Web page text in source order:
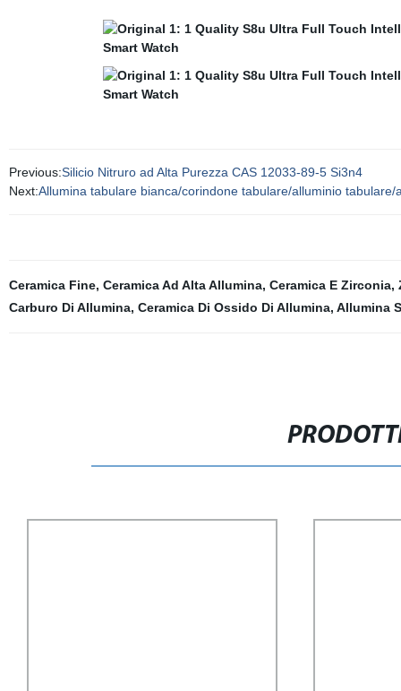
Previous:Silicio Nitruro ad Alta Purezza CAS 12033-89-5 Si3n4
Next:Allumina tabulare bianca/corindone tabulare/alluminio tabulare/
Ceramica Fine, Ceramica Ad Alta Allumina, Ceramica E Zirconia,
Carburo Di Allumina, Ceramica Di Ossido Di Allumina, Allumina